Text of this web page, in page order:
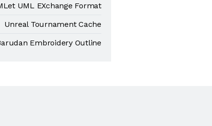
UML EXchange Format
Unreal Tournament Cache
Embroidery Outline